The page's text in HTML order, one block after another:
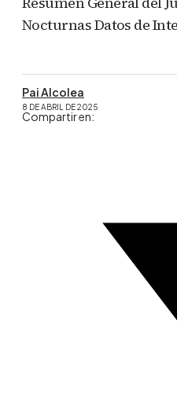
Nocturnas Datos de
Pai Alcolea
8 DE ABRIL DE 2025
Compartir en: